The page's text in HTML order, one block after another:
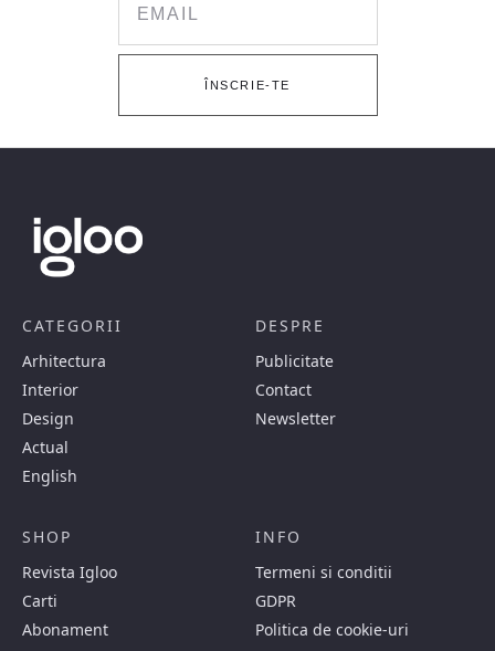
ÎNSCRIE-TE
CATEGORII
Arhitectura
Interior
Design
Actual
English
DESPRE
Publicitate
Contact
Newsletter
SHOP
Revista Igloo
Carti
Abonament
INFO
Termeni si conditii
GDPR
Politica de cookie-uri